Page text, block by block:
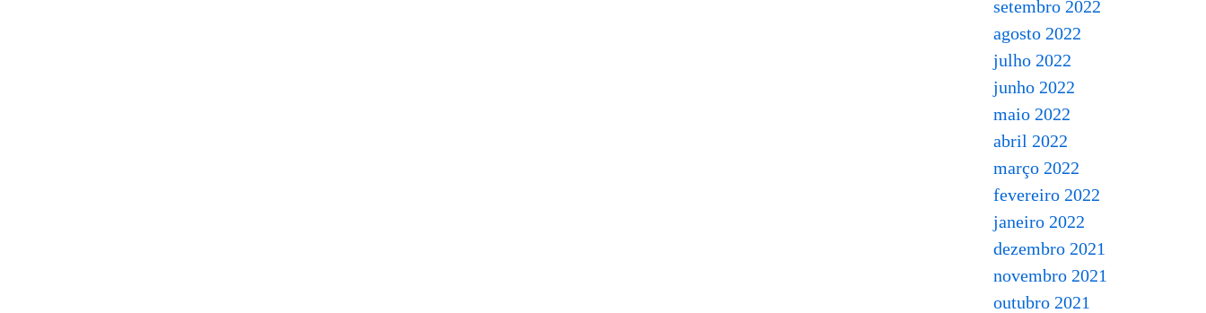
setembro 2022
agosto 2022
julho 2022
junho 2022
maio 2022
abril 2022
março 2022
fevereiro 2022
janeiro 2022
dezembro 2021
novembro 2021
outubro 2021